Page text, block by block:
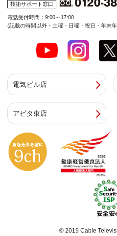
技術サポート窓口
電話受付時間：9:00～17:00
(記載の時間以外・土曜・日曜・祝日・年末
電気ビル店
アピタ東店
© 2019 Cable